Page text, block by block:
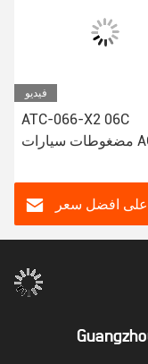
فيديو
ATC-066-X2 06C
مضغوطات سيارات AC
88320-52010
افضل سعر